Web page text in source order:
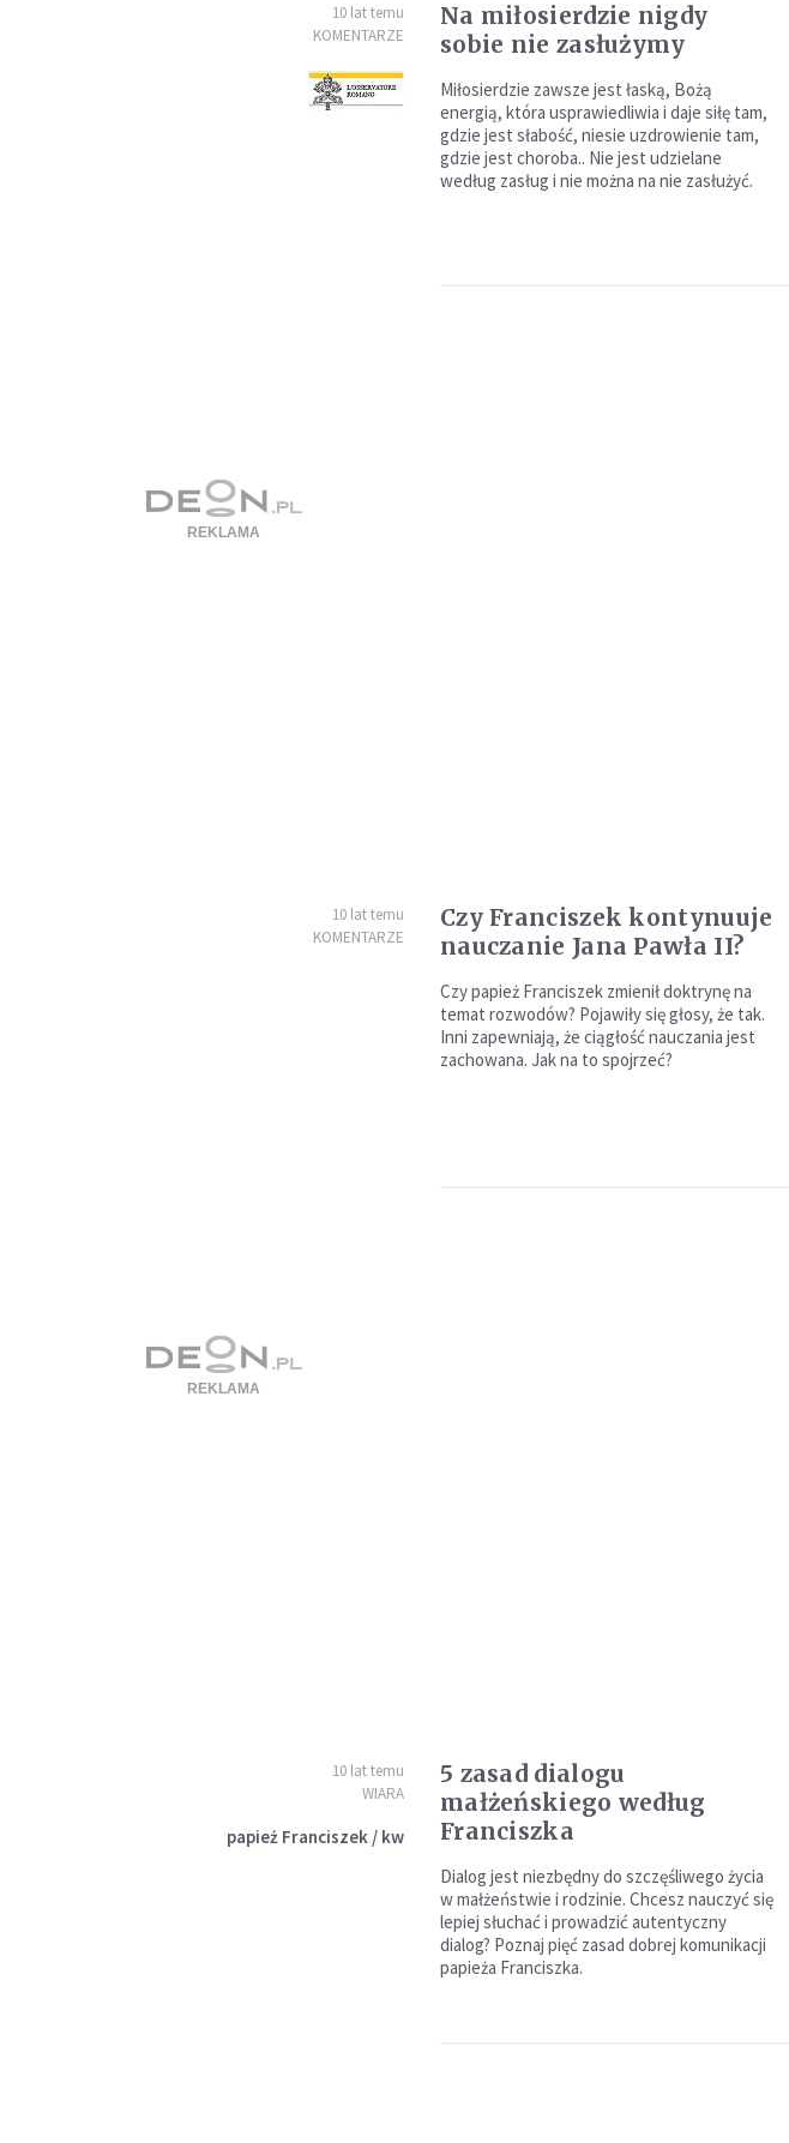
10 lat temu
KOMENTARZE
Na miłosierdzie nigdy
sobie nie zasłużymy
Miłosierdzie zawsze jest łaską, Bożą
energią, która usprawiedliwia i daje siłę tam,
gdzie jest słabość, niesie uzdrowienie tam,
gdzie jest choroba.. Nie jest udzielane
według zasług i nie można na nie zasłużyć.
10 lat temu
KOMENTARZE
Czy Franciszek kontynuuje
nauczanie Jana Pawła II?
Czy papież Franciszek zmienił doktrynę na
temat rozwodów? Pojawiły się głosy, że tak.
Inni zapewniają, że ciągłość nauczania jest
zachowana. Jak na to spojrzeć?
10 lat temu
WIARA
papież Franciszek / kw
5 zasad dialogu
małżeńskiego według
Franciszka
Dialog jest niezbędny do szczęśliwego życia
w małżeństwie i rodzinie. Chcesz nauczyć się
lepiej słuchać i prowadzić autentyczny
dialog? Poznaj pięć zasad dobrej komunikacji
papieża Franciszka.